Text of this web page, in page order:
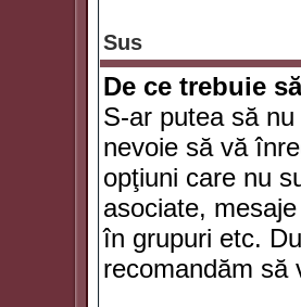
Sus
De ce trebuie
S-ar putea să
nevoie să vă
opţiuni care nu
asociate,
în grupuri etc.
recomandăm să